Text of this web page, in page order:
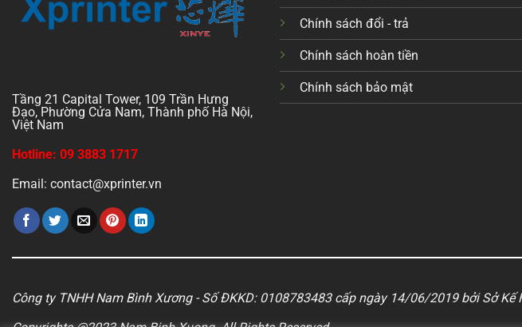
Tầng 21 Capital Tower, 109 Trần Hưng
Đạo, Phường Cửa Nam, Thành phố Hà Nội,
Việt Nam
Hotline: 09 3883 1717
Email: contact@xprinter.vn
Chính sách đổi - trả
Chính sách hoàn tiền
Chính sách bảo mật
Công ty TNHH Nam Bình Xương - Số ĐKKD: 0108783483 cấp ngày 14/06/2019 bởi Sở Kế